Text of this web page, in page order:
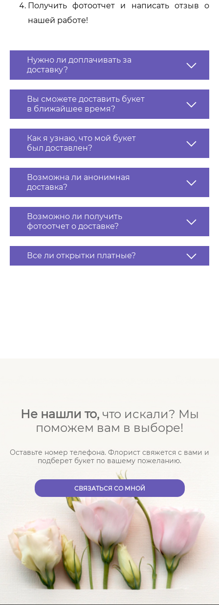
Получить фотоотчет и написать отзыв о
нашей работе!
Нужно ли доплачивать за
доставку?
Вы сможете доставить букет
в ближайшее время?
Как я узнаю, что мой букет
был доставлен?
Возможна ли анонимная
доставка?
Возможно ли получить
фотоотчет о доставке?
Все ли открытки платные?
Не нашли то, что искали? Мы
поможем вам в выборе!
Оставьте номер телефона. Флорист свяжется с вами и
подберет букет по вашему пожеланию.
CВЯЗАТЬСЯ СО МНОЙ